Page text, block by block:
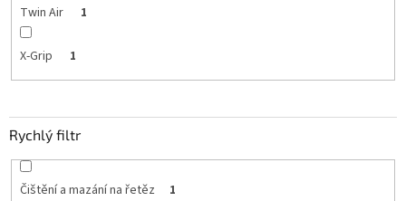
Twin Air 1
X-Grip 1
Rychlý filtr
Čištění a mazání na řetěz 1